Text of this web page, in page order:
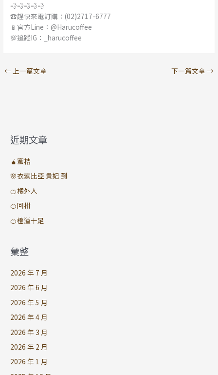
💨💨💨💨💨
☎️趕快來電訂購：(02)2717-6777
📱官方Line：@Harucoffee
💯追蹤IG：_harucoffee
←上一篇文章 下一篇文章 →
近期文章
🧉蜜桔
🌸衣索比亞 貴妃 到
🍊橘外人
🍊回柑
🍊橙溢十足
彙整
2026 年 7 月
2026 年 6 月
2026 年 5 月
2026 年 4 月
2026 年 3 月
2026 年 2 月
2026 年 1 月